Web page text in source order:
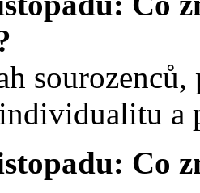
a
Co